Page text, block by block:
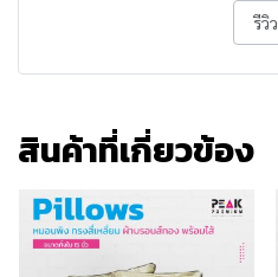
รีวิว
สินค้าที่เกี่ยวข้อง